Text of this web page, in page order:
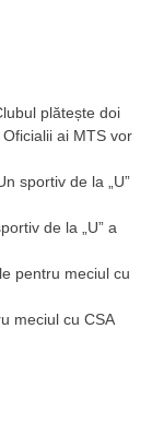
plătește doi
ai MTS vor
sportiv de la „U”
de la „U” a
pentru meciul cu
meciul cu CSA